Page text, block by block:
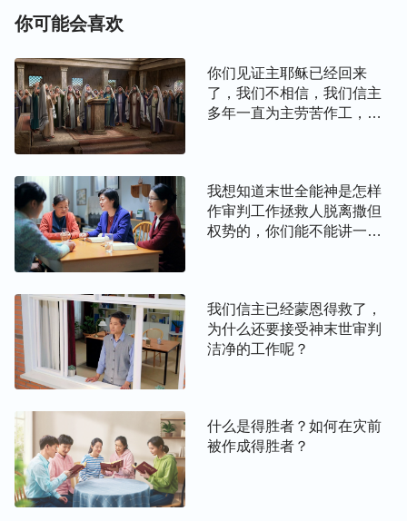
你可能会喜欢
你们见证主耶稣已经回来
了，我们不相信，我们信主
多年一直为主劳苦作工，主
对吗？
我想知道末世全能神是怎样
作审判工作拯救人脱离撒但
权势的，你们能不能讲一讲
我们信主已经蒙恩得救了，
为什么还要接受神末世审判
洁净的工作呢？
什么是得胜者？如何在灾前
被作成得胜者？